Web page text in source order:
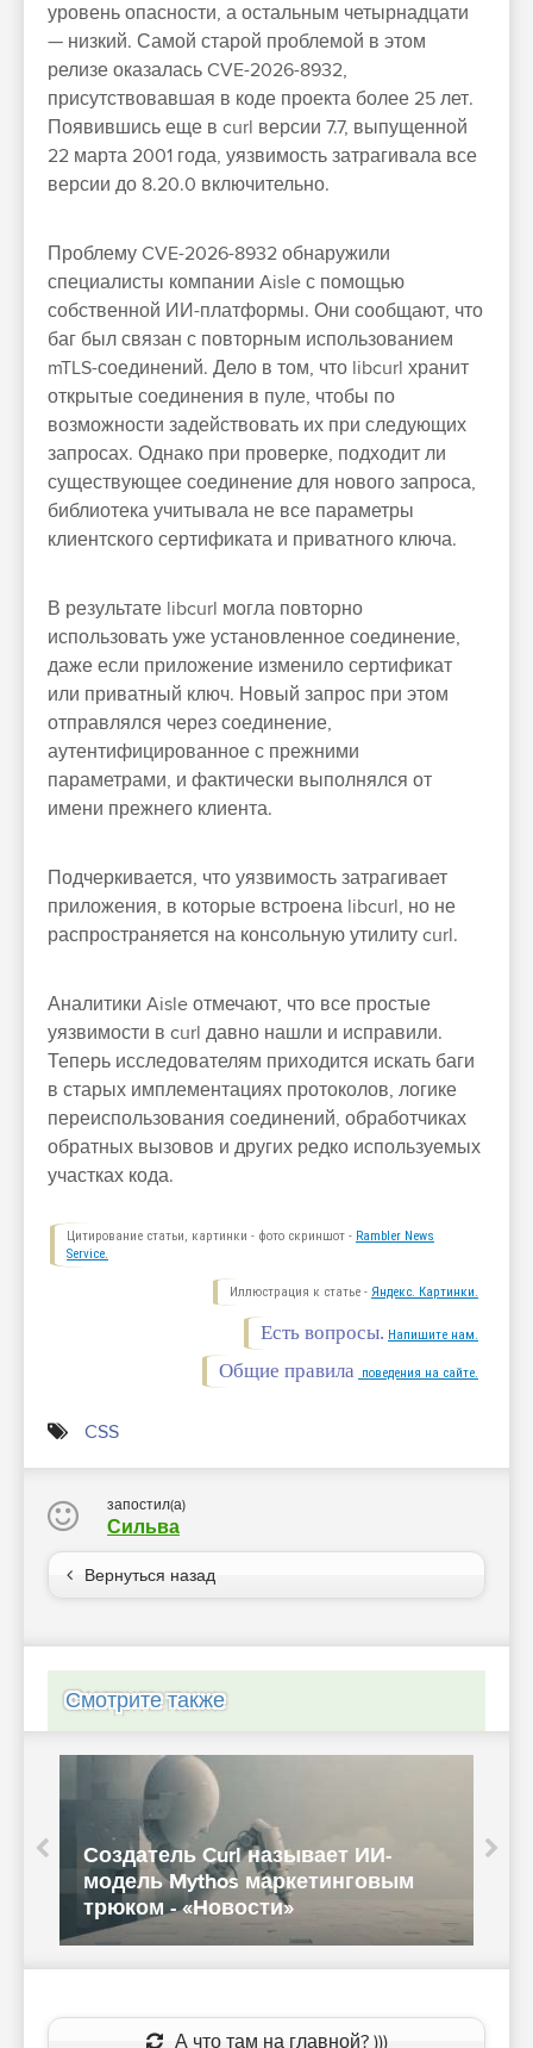
уровень опасности, а остальным четырнадцати
— низкий. Самой старой проблемой в этом
релизе оказалась CVE-2026-8932,
присутствовавшая в коде проекта более 25 лет.
Появившись еще в curl версии 7.7, выпущенной
22 марта 2001 года, уязвимость затрагивала все
версии до 8.20.0 включительно.
Проблему CVE-2026-8932 обнаружили
специалисты компании Aisle с помощью
собственной ИИ-платформы. Они сообщают, что
баг был связан с повторным использованием
mTLS-соединений. Дело в том, что libcurl хранит
открытые соединения в пуле, чтобы по
возможности задействовать их при следующих
запросах. Однако при проверке, подходит ли
существующее соединение для нового запроса,
библиотека учитывала не все параметры
клиентского сертификата и приватного ключа.
В результате libcurl могла повторно
использовать уже установленное соединение,
даже если приложение изменило сертификат
или приватный ключ. Новый запрос при этом
отправлялся через соединение,
аутентифицированное с прежними
параметрами, и фактически выполнялся от
имени прежнего клиента.
Подчеркивается, что уязвимость затрагивает
приложения, в которые встроена libcurl, но не
распространяется на консольную утилиту curl.
Аналитики Aisle отмечают, что все простые
уязвимости в curl давно нашли и исправили.
Теперь исследователям приходится искать баги
в старых имплементациях протоколов, логике
переиспользования соединений, обработчиках
обратных вызовов и других редко используемых
участках кода.
Цитирование статьи, картинки - фото скриншот - Rambler News
Service.
Иллюстрация к статье - Яндекс. Картинки.
Есть вопросы. Напишите нам.
Общие правила поведения на сайте.
CSS
запостил(а)
Сильва
Вернуться назад
Смотрите также
Создатель Curl называет ИИ-
модель Mythos маркетинговым
трюком - «Новости»
А что там на главной? )))